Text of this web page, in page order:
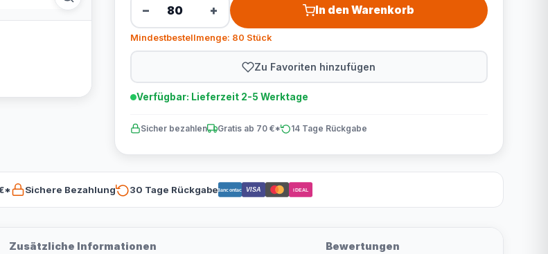
− + In den Warenkorb
Mindestbestellmenge: 80 Stück
Zu Favoriten hinzufügen
Verfügbar: Lieferzeit 2-5 Werktage
Sicher bezahlen Gratis ab 70 €* 14 Tage Rückgabe
Sichere Bezahlung 30 Tage RückgabeBancontact VISA iDEAL
Zusätzliche Informationen Bewertungen